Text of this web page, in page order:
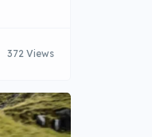
372 Views